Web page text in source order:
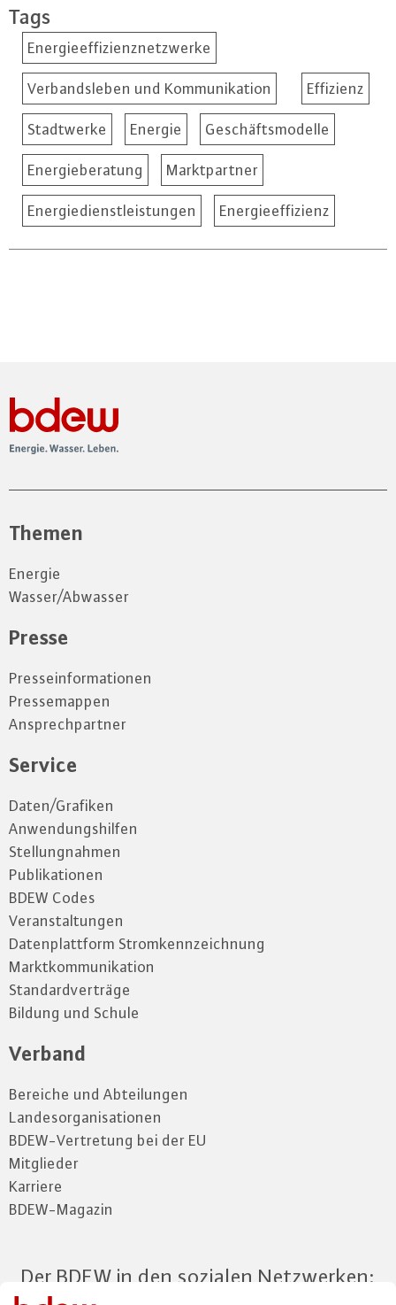
Tags
Energieeffizienznetzwerke
Verbandsleben und Kommunikation Effizienz
Stadtwerke Energie Geschäftsmodelle
Energieberatung Marktpartner
Energiedienstleistungen Energieeffizienz
Themen
Energie
Wasser/Abwasser
Presse
Presseinformationen
Pressemappen
Ansprechpartner
Service
Daten/Grafiken
Anwendungshilfen
Stellungnahmen
Publikationen
BDEW Codes
Veranstaltungen
Datenplattform Stromkennzeichnung
Marktkommunikation
Standardverträge
Bildung und Schule
Verband
Bereiche und Abteilungen
Landesorganisationen
BDEW-Vertretung bei der EU
Mitglieder
Karriere
BDEW-Magazin
Der BDEW in den sozialen Netzwerken: